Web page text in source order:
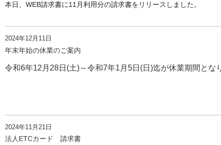
本日、WEB請求書に11月利用分の請求書をリリースしました。
2024年12月11日
年末年始の休業のご案内
令和6年12月28日(土)～令和7年1月5日(日)迄が休業期間とな
2024年11月21日
法人ETCカード 請求書